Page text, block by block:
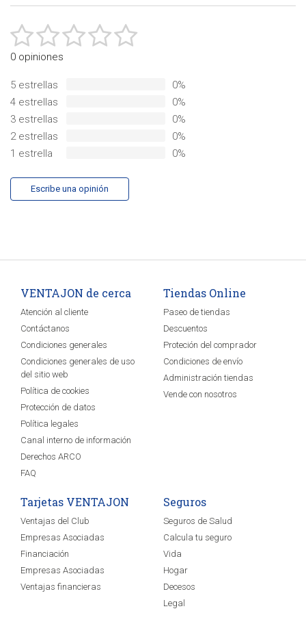
0 opiniones
5 estrellas
0%
4 estrellas
0%
3 estrellas
0%
2 estrellas
0%
1 estrella
0%
Escribe una opinión
VENTAJON de cerca
Atención al cliente
Contáctanos
Condiciones generales
Condiciones generales de uso
del sitio web
Política de cookies
Protección de datos
Política legales
Canal interno de información
Derechos ARCO
FAQ
Tiendas Online
Paseo de tiendas
Descuentos
Proteción del comprador
Condiciones de envío
Administración tiendas
Vende con nosotros
Tarjetas VENTAJON
Ventajas del Club
Empresas Asociadas
Financiación
Empresas Asociadas
Ventajas financieras
Seguros
Seguros de Salud
Calcula tu seguro
Vida
Hogar
Decesos
Legal